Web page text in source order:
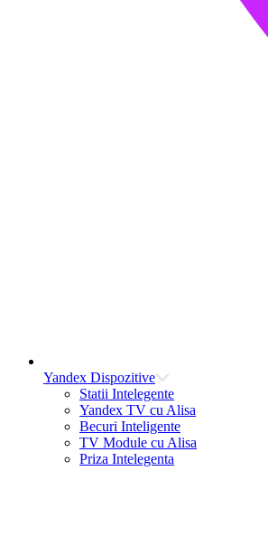
Yandex Dispozitive
Statii Intelegente
Yandex TV cu Alisa
Becuri Inteligente
TV Module cu Alisa
Priza Intelegenta